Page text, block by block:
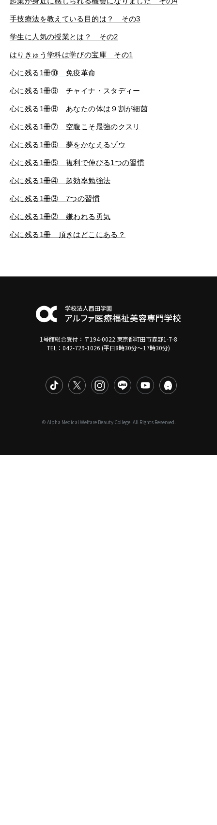
手技療法を教えている目的は？ その3
学生に人気の授業とは？ その2
はりきゅう学科は学びの宝庫 その1
心に残る1冊⑩ 免疫革命
心に残る1冊⑨ チャイナ・スタディー
心に残る1冊⑧ あなたの体は９割が細菌
心に残る1冊⑦ 空腹こそ最強のクスリ
心に残る1冊⑥ 夢をかなえるゾウ
心に残る1冊⑤ 複利で伸びる1つの習慣
心に残る1冊④ 超効率勉強法
心に残る1冊③ 7つの習慣
心に残る1冊② 嫌われる勇気
心に残る1冊 頂きはどこにある？
1号館総合受付：〒194-0022 東京都町田市森野1-7-8
TEL：042-729-1026 (平日8時30分〜17時30分)
© Alpha Medical Welfare Beauty College. All Rights Reserved.